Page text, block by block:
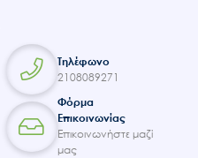
Τηλέφωνο
2108089271
Φόρμα
Επικοινωνίας
Επικοινωνήστε μαζί
μας